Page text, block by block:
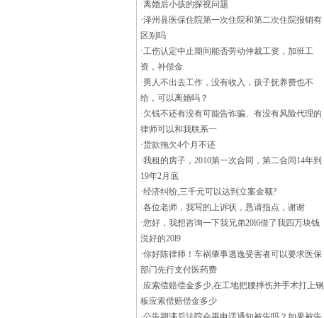
·离婚后小孩的探视问题
·泽州县医保住院第一次住院和第二次住院报销有
区别吗
·工伤认定中止期间能否劳动仲裁工资，加班工
资，补偿金
·男人不出去工作，没有收入，孩子抚养费也不
给，可以离婚吗？
·欠钱不还有没有可能告诈骗、有没有风险代理的
律师可以和我联系一
·货款拖欠4个月不还
·我租的房子，2010第一次合同，第二合同14年到
19年2月底
·经济纠纷,三千元可以达到立案金额?
·各位老师，我写的上诉状，恳请指点，谢谢
·您好，我想咨询一下我兄弟20l6借了我四万块钱
涚好的20l9
·你好陈律师！车祸肇事逃逸受害者可以要求医保
部门先行支付医药费
·应索偿赔偿金多少,在工地把腰摔伤并手术打上钢
板应索偿赔偿金多少